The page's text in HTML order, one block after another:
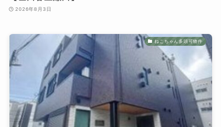
2026年8月3日
ねこちゃん多頭可物件